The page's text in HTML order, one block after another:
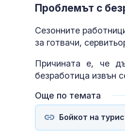
Проблемът с
Сезонните
за готвачи,
Причината е, че
безработица извън
Още по темата
Бойкот на